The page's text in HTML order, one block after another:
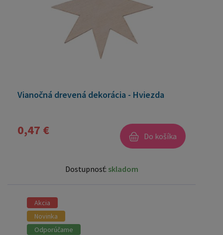
Vianočná drevená dekorácia - Hviezda
0,47 € Do košíka
Dostupnosť: skladom
Akcia
Novinka
Odporúčame